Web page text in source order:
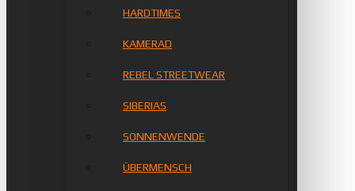
HARDTIMES
KAMERAD
REBEL STREETWEAR
SIBERIAS
SONNENWENDE
ÜBERMENSCH